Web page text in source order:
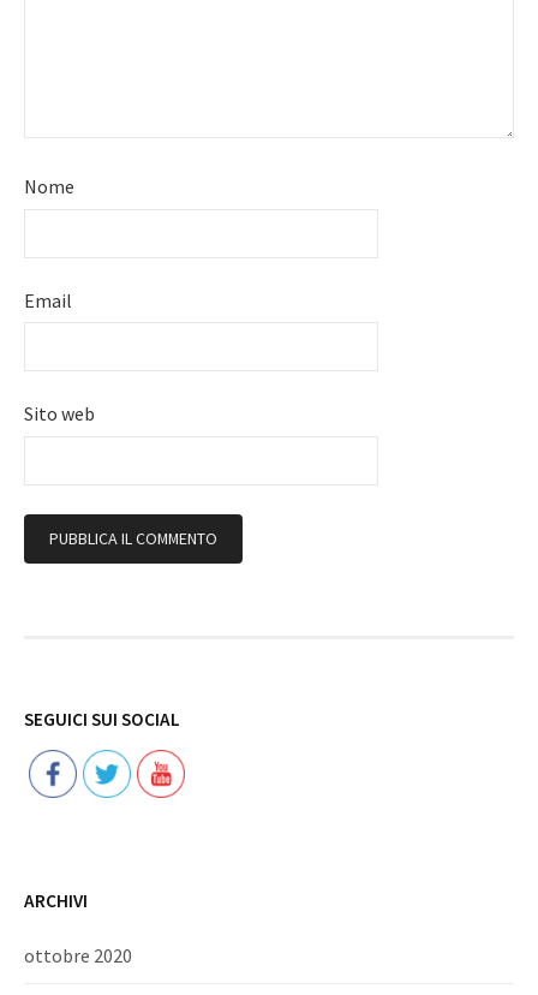
Nome
Email
Sito web
SEGUICI SUI SOCIAL
ARCHIVI
ottobre 2020